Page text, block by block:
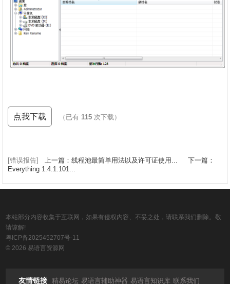
点我下载 （已有115 次下载）
[错误报告] 上一篇：线程池最简单用法以及许可证使用...
下一篇：
Everything 1.4.1.101...
本站部分内容收集于互联网，如果有侵权内容、不妥之处，请联系我们删除。敬
请谅解!
粤ICP备2025452707号-11
© 2026 易语言资源网
友情链接 精易论坛 易语言辅助神器 易语言知识库 联系我们